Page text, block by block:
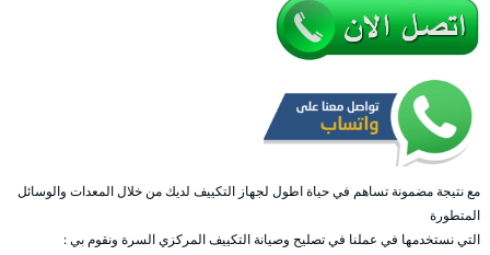
مع نتيجة مضمونة تساهم في حياة اطول لجهاز التكييف لديك من خلال المعدات والوسائل
المتطورة
التي نستخدمها في عملنا في تصليح وصيانة التكييف المركزي السرة ونقوم بي :